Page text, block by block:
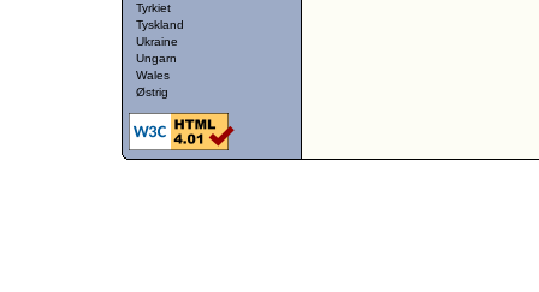
Tyrkiet
Tyskland
Ukraine
Ungarn
Wales
Østrig